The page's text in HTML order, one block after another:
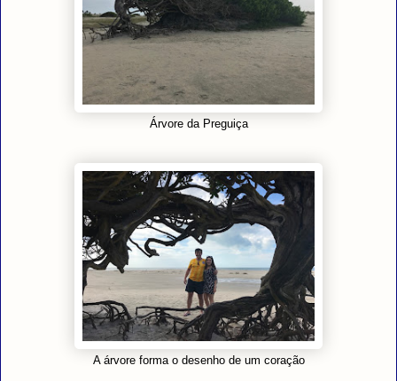
Árvore da Preguiça
A árvore forma o desenho de um coração